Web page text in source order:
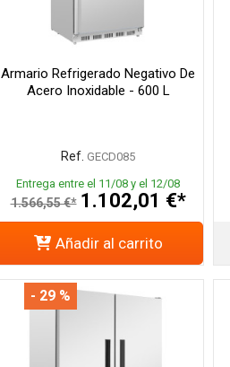
Armario Refrigerado Negativo De
Acero Inoxidable - 600 L
Ref. GECD085
Entrega entre el 11/08 y el 12/08
1.566,55 €* 1.102,01 €*
Añadir al carrito
- 29 %